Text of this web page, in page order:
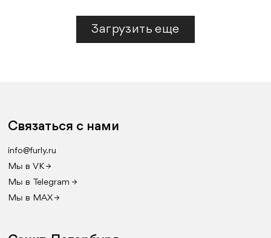
Загрузить еще
Связаться с нами
info@furly.ru
Мы в VK →
Мы в Telegram →
Мы в MAX →